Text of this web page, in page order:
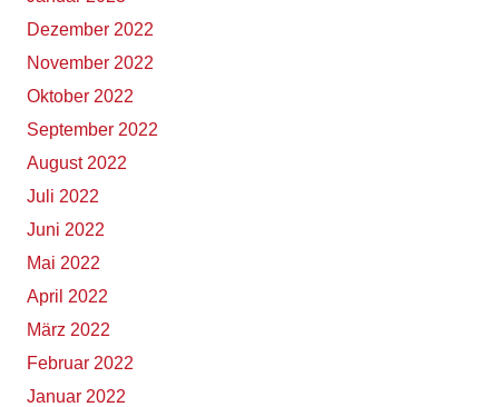
Dezember 2022
November 2022
Oktober 2022
September 2022
August 2022
Juli 2022
Juni 2022
Mai 2022
April 2022
März 2022
Februar 2022
Januar 2022